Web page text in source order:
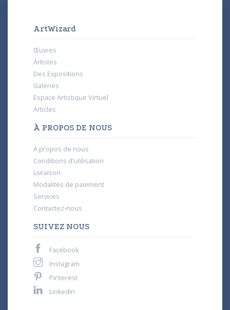
ArtWizard
Œuvres
Artistes
Des Expositions
Galeries
Espace Artistique Virtuel
Articles
À PROPOS DE NOUS
À propos de nous
Conditions d'utilisation
Livraison
Modalités de paiement
Services
Contactez-nous
SUIVEZ NOUS
Facebook
Instagram
Pinterest
LinkedIn